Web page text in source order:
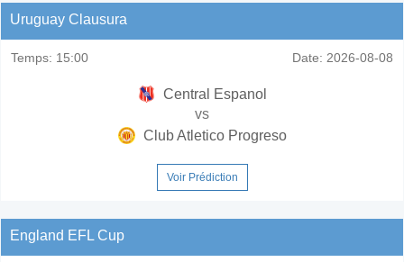
Uruguay Clausura
Temps: 15:00 Date: 2026-08-08
Central Espanol
vs
Club Atletico Progreso
Voir Prédiction
England EFL Cup